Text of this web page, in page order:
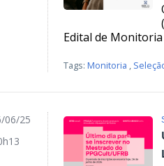
Edital de
Tags:Monitoria ,
06/25